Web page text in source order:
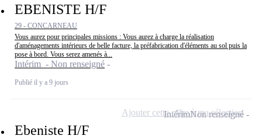
EBENISTE H/F
29 - CONCARNEAU
Vous aurez pour principales missions : Vous aurez à charge la réalisation
d'aménagements intérieurs de belle facture, la préfabrication d'éléments au sol puis la
pose à bord. Vous serez amenés à...
Intérim - Non renseigné
Publié il y a 9 jours
Ebeniste H/F
IntérimNon renseigné
Ajouter cette offre à ma sélection